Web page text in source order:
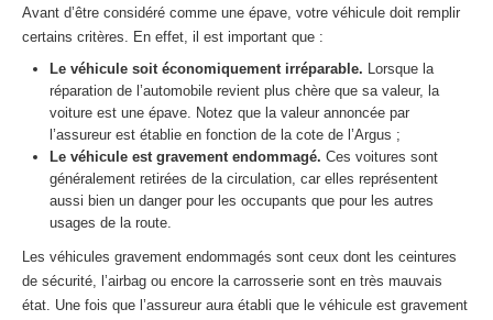
Centreagréé VHU 94 : casse auto avec destruction
Centreagréé VHU 95 : casse auto avec destruction
DOCUMENTS À JOINDRE
RACHAT VÉHICULES
CONTACT
01 83 64 20 40
Avant d’être considéré comme une épave, votre véhicule doit remplir
certains critères. En effet, il est important que :
Le véhicule soit économiquement irréparable. Lorsque la
réparation de l’automobile revient plus chère que sa valeur, la
voiture est une épave. Notez que la valeur annoncée par
l’assureur est établie en fonction de la cote de l’Argus ;
Le véhicule est gravement endommagé. Ces voitures sont
généralement retirées de la circulation, car elles représentent
aussi bien un danger pour les occupants que pour les autres
usages de la route.
Les véhicules gravement endommagés sont ceux dont les ceintures
de sécurité, l’airbag ou encore la carrosserie sont en très mauvais
état. Une fois que l’assureur aura établi que le véhicule est gravement